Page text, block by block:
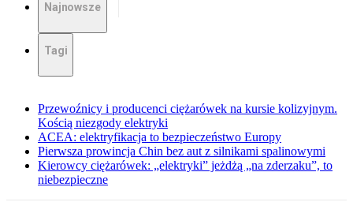
Najnowsze
Tagi
Przewoźnicy i producenci ciężarówek na kursie kolizyjnym.
Kością niezgody elektryki
ACEA: elektryfikacja to bezpieczeństwo Europy
Pierwsza prowincja Chin bez aut z silnikami spalinowymi
Kierowcy ciężarówek: „elektryki” jeżdżą „na zderzaku”, to
niebezpieczne